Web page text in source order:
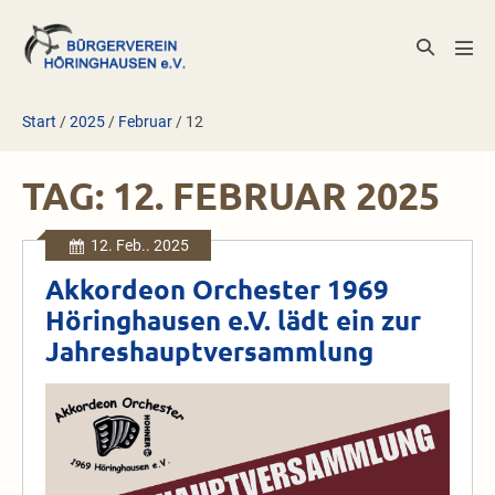
Inhalt
springen
Suche-
Start /2025/ Februar/ 12
TAG: 12. FEBRUAR 2025
12. Feb.. 2025
Akkordeon Orchester 1969
Höringhausen e.V. lädt ein zur
Jahreshauptversammlung
Akkordeon
Orchester
1969
Höringhausen